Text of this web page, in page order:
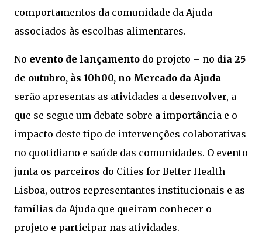
comportamentos da comunidade da Ajuda
associados às escolhas alimentares.
No evento de lançamento do projeto – no dia 25
de outubro, às 10h00, no Mercado da Ajuda –
serão apresentas as atividades a desenvolver, a
que se segue um debate sobre a importância e o
impacto deste tipo de intervenções colaborativas
no quotidiano e saúde das comunidades. O evento
junta os parceiros do Cities for Better Health
Lisboa, outros representantes institucionais e as
famílias da Ajuda que queiram conhecer o
projeto e participar nas atividades.